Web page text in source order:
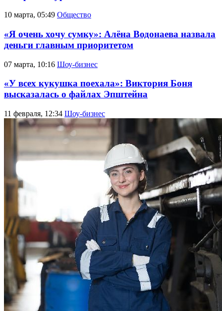
10 марта, 05:49 Общество
«Я очень хочу сумку»: Алёна Водонаева назвала
деньги главным приоритетом
07 марта, 10:16 Шоу-бизнес
«У всех кукушка поехала»: Виктория Боня
высказалась о файлах Эпштейна
11 февраля, 12:34 Шоу-бизнес